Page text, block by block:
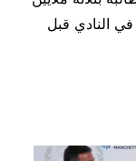
النادي قبل